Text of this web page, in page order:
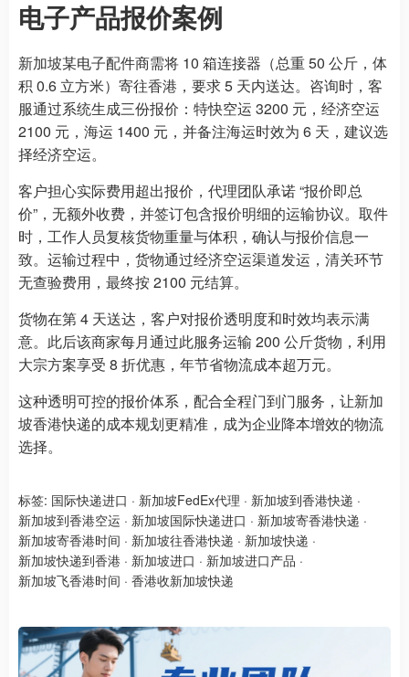
电子产品报价案例
新加坡某电子配件商需将 10 箱连接器（总重 50 公斤，体
积 0.6 立方米）寄往香港，要求 5 天内送达。咨询时，客
服通过系统生成三份报价：特快空运 3200 元，经济空运
2100 元，海运 1400 元，并备注海运时效为 6 天，建议选
择经济空运。
客户担心实际费用超出报价，代理团队承诺 “报价即总
价”，无额外收费，并签订包含报价明细的运输协议。取件
时，工作人员复核货物重量与体积，确认与报价信息一
致。运输过程中，货物通过经济空运渠道发运，清关环节
无查验费用，最终按 2100 元结算。
货物在第 4 天送达，客户对报价透明度和时效均表示满
意。此后该商家每月通过此服务运输 200 公斤货物，利用
大宗方案享受 8 折优惠，年节省物流成本超万元。
这种透明可控的报价体系，配合全程门到门服务，让新加
坡香港快递的成本规划更精准，成为企业降本增效的物流
选择。
标签: 国际快递进口 · 新加坡FedEx代理 · 新加坡到香港快递 ·
新加坡到香港空运 · 新加坡国际快递进口 · 新加坡寄香港快递 ·
新加坡寄香港时间 · 新加坡往香港快递 · 新加坡快递 ·
新加坡快递到香港 · 新加坡进口 · 新加坡进口产品 ·
新加坡飞香港时间 · 香港收新加坡快递